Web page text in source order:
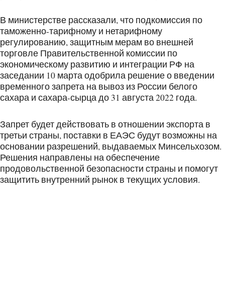
В министерстве рассказали, что подкомиссия по
таможенно-тарифному и нетарифному
регулированию, защитным мерам во внешней
торговле Правительственной комиссии по
экономическому развитию и интеграции РФ на
заседании 10 марта одобрила решение о введении
временного запрета на вывоз из России белого
сахара и сахара-сырца до 31 августа 2022 года.
Запрет будет действовать в отношении экспорта в
третьи страны, поставки в ЕАЭС будут возможны на
основании разрешений, выдаваемых Минсельхозом.
Решения направлены на обеспечение
продовольственной безопасности страны и помогут
защитить внутренний рынок в текущих условия.